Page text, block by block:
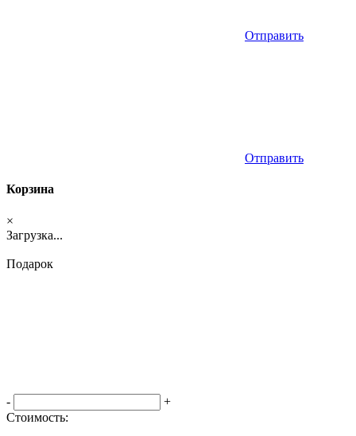
Отправить
Отправить
Корзина
×
Загрузка...
Подарок
-
+
Стоимость: